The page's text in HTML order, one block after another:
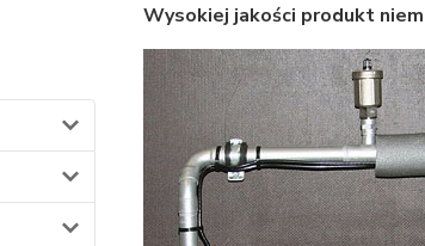
Wysokiej jakości produkt